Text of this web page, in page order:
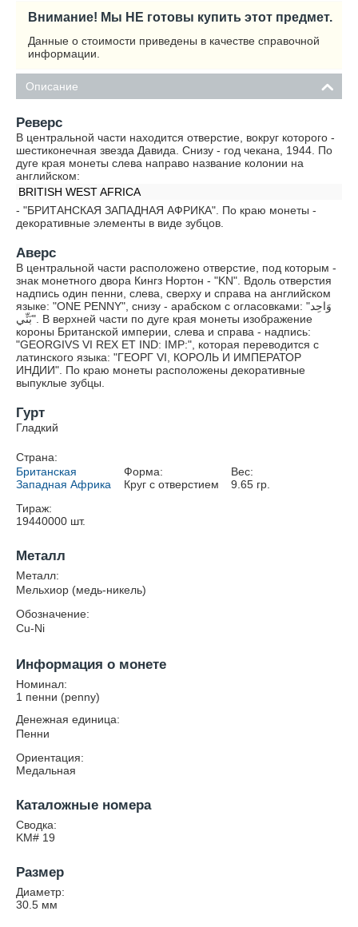
Внимание! Мы НЕ готовы купить этот предмет.
Данные о стоимости приведены в качестве справочной
информации.
Описание
Реверс
В центральной части находится отверстие, вокруг которого -
шестиконечная звезда Давида. Снизу - год чекана, 1944. По
дуге края монеты слева направо название колонии на
английском:
BRITISH WEST AFRICA
- "БРИТАНСКАЯ ЗАПАДНАЯ АФРИКА". По краю монеты -
декоративные элементы в виде зубцов.
Аверс
В центральной части расположено отверстие, под которым -
знак монетного двора Кингз Нортон - "KN". Вдоль отверстия
надпись один пенни, слева, сверху и справа на английском
языке: "ONE PENNY", снизу - арабском с огласовками: "وَاحِد
بَنِّي". В верхней части по дуге края монеты изображение
короны Британской империи, слева и справа - надпись:
"GEORGIVS VI REX ET IND: IMP:", которая переводится с
латинского языка: "ГЕОРГ VI, КОРОЛЬ И ИМПЕРАТОР
ИНДИИ". По краю монеты расположены декоративные
выпуклые зубцы.
Гурт
Гладкий
Страна:
Британская
Западная Африка
Форма:
Круг с отверстием
Вес:
9.65 гр.
Тираж:
19440000 шт.
Металл
Металл:
Мельхиор (медь-никель)
Обозначение:
Cu-Ni
Информация о монете
Номинал:
1 пенни (penny)
Денежная единица:
Пенни
Ориентация:
Медальная
Каталожные номера
Сводка:
KM# 19
Размер
Диаметр:
30.5 мм